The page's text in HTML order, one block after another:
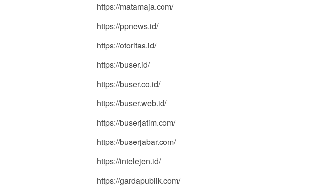
https://matamaja.com/
https://ppnews.id/
https://otoritas.id/
https://buser.id/
https://buser.co.id/
https://buser.web.id/
https://buserjatim.com/
https://buserjabar.com/
https://intelejen.id/
https://gardapublik.com/